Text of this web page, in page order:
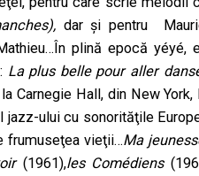
dar şi pentru
plină epocă yéyé,
La plus belle pour aller
Carnegie Hall, din New
jazz-ului cu sonorităţile
frumuseţea vieţii…Ma
(1961),les Comédiens